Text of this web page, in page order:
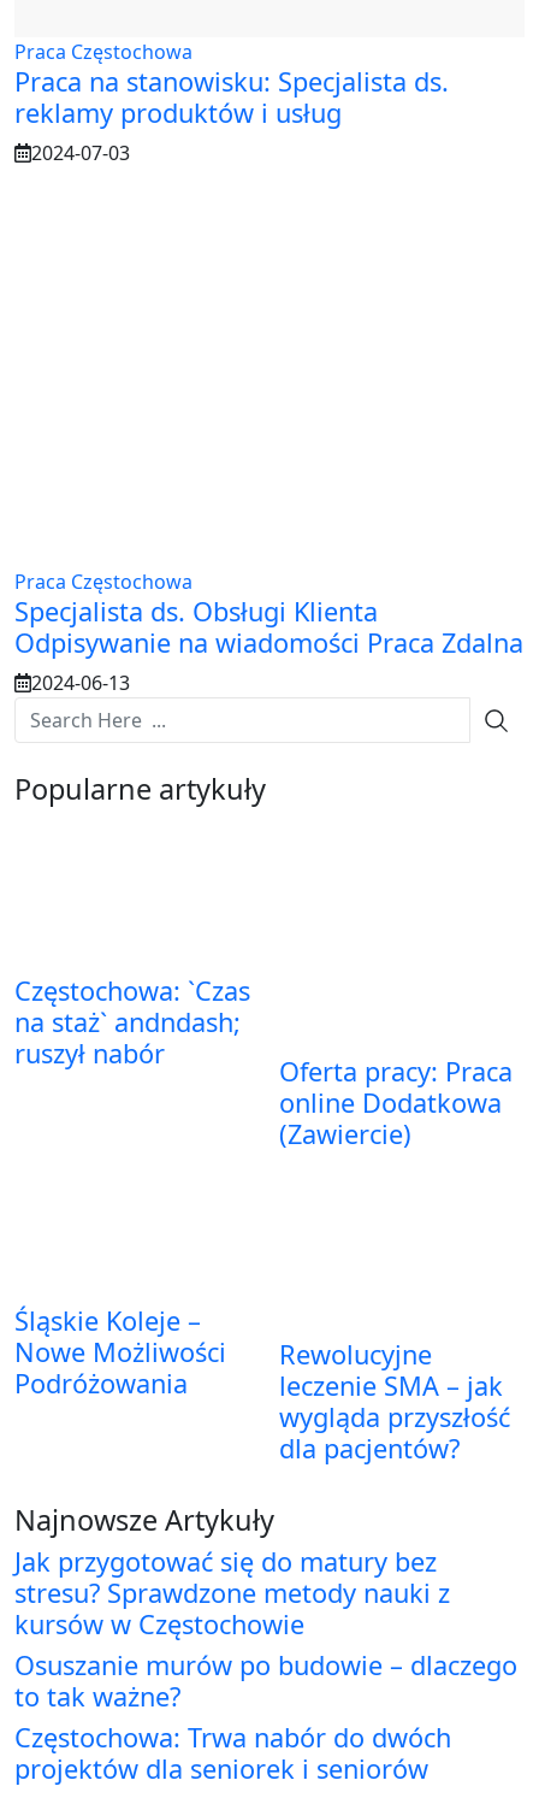
Praca Częstochowa
Praca na stanowisku: Specjalista ds.
reklamy produktów i usług
2024-07-03
Praca Częstochowa
Specjalista ds. Obsługi Klienta
Odpisywanie na wiadomości Praca Zdalna
2024-06-13
Popularne artykuły
Częstochowa: `Czas
na staż` andndash;
ruszył nabór
Oferta pracy: Praca
online Dodatkowa
(Zawiercie)
Śląskie Koleje –
Nowe Możliwości
Podróżowania
Rewolucyjne
leczenie SMA – jak
wygląda przyszłość
dla pacjentów?
Najnowsze Artykuły
Jak przygotować się do matury bez
stresu? Sprawdzone metody nauki z
kursów w Częstochowie
Osuszanie murów po budowie – dlaczego
to tak ważne?
Częstochowa: Trwa nabór do dwóch
projektów dla seniorek i seniorów